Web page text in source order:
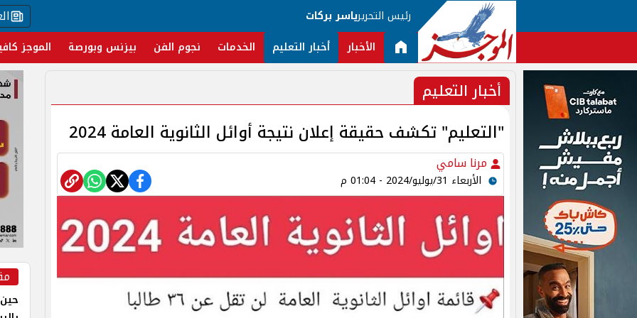
رئيس التحريرياسر بركات
الأخبار أخبار التعليم الخدمات نجوم الفن بيزنس وبورصة الموجز
أخبار التعليم
"التعليم" تكشف حقيقة إعلان نتيجة أوائل الثانوية العامة 2024
مرنا سامي
الأربعاء 31/يوليو/2024 - 01:04 م